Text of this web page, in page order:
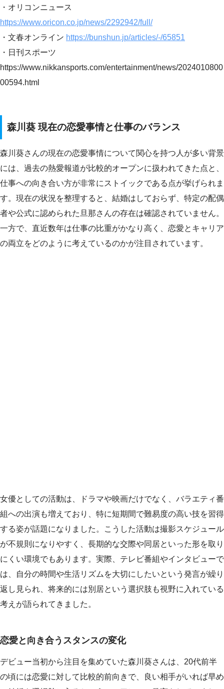
・オリコンニュース
https://www.oricon.co.jp/news/2292942/full/
・文春オンライン https://bunshun.jp/articles/-/65851
・日刊スポーツ
https://www.nikkansports.com/entertainment/news/2024010800
00594.html
森川葵 現在の恋愛事情と仕事のバランス
森川葵さんの現在の恋愛事情について関心を持つ人が多い背景
には、過去の熱愛報道が比較的オープンに扱われてきた点と、
仕事への向き合い方が非常にストイックである点が挙げられま
す。現在の状況を整理すると、結婚はしておらず、特定の配偶
者や公式に認められた旦那さんの存在は確認されていません。
一方で、直近数年は仕事の比重がかなり高く、恋愛とキャリア
の両立をどのように考えているのかが注目されています。
女優としての活動は、ドラマや映画だけでなく、バラエティ番
組への出演も増えており、特に短期間で難易度の高い技を習得
する姿が話題になりました。こうした活動は撮影スケジュール
が不規則になりやすく、長期的な交際や同居といった形を取り
にくい環境でもあります。実際、テレビ番組やインタビューで
は、自分の時間や生活リズムを大切にしたいという発言が繰り
返し見られ、将来的には別居という選択肢も視野に入れている
考えが語られてきました。
恋愛と向き合うスタンスの変化
デビュー当初から注目を集めていた森川葵さんは、20代前半
の頃には恋愛に対して比較的前向きで、良い相手がいれば早め